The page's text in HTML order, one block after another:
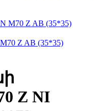
Z AB (35*35)
Z NI